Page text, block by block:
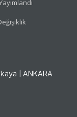
| ANKARA